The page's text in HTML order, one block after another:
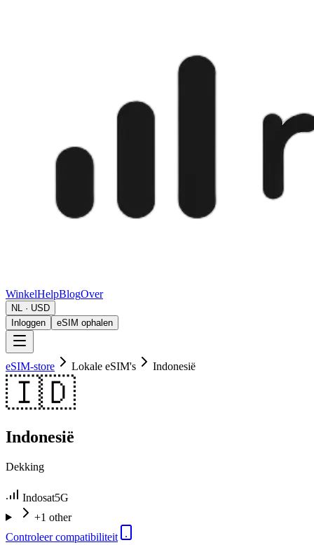
WinkelHelpBlogOver
NL · USD
Inloggen
eSIM ophalen
eSIM-store Lokale eSIM's Indonesië
🇮🇩
Indonesië
Dekking
Indosat5G
+1 other
Controleer compatibiliteit